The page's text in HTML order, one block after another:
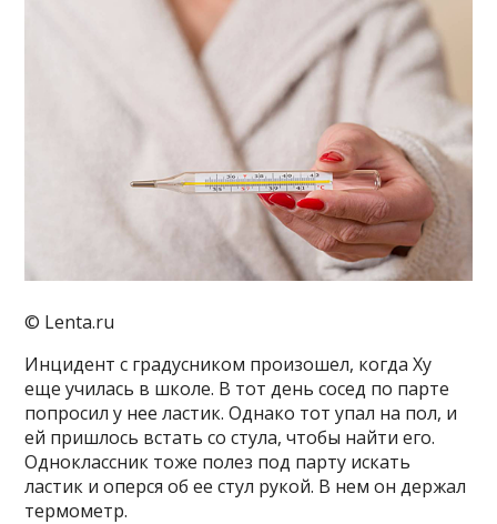
© Lenta.ru
Инцидент с градусником произошел, когда Ху
еще училась в школе. В тот день сосед по парте
попросил у нее ластик. Однако тот упал на пол, и
ей пришлось встать со стула, чтобы найти его.
Одноклассник тоже полез под парту искать
ластик и оперся об ее стул рукой. В нем он держал
термометр.